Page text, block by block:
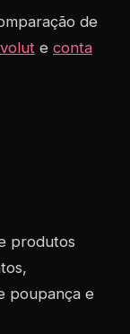
de
e conta
produtos
poupança e